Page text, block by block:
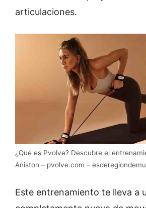
articulaciones.
¿Qué es Pvolve? Descubre el
Aniston – pvolve.com –
Este entrenamiento te lleva a